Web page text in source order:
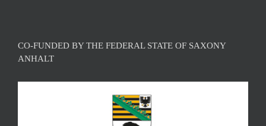
CO-FUNDED BY THE FEDERAL STATE OF SAXONY
ANHALT